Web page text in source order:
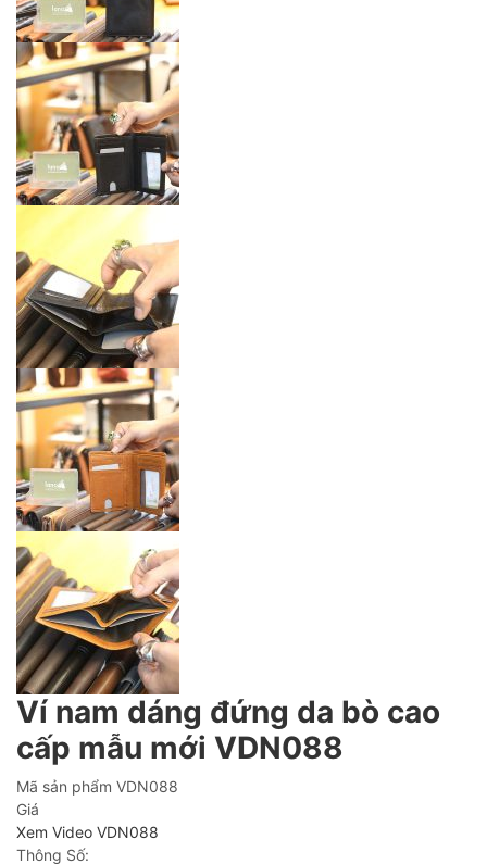
Ví nam dáng đứng da bò cao
cấp mẫu mới VDN088
Mã sản phẩm VDN088
Giá
Xem Video VDN088
Thông Số: